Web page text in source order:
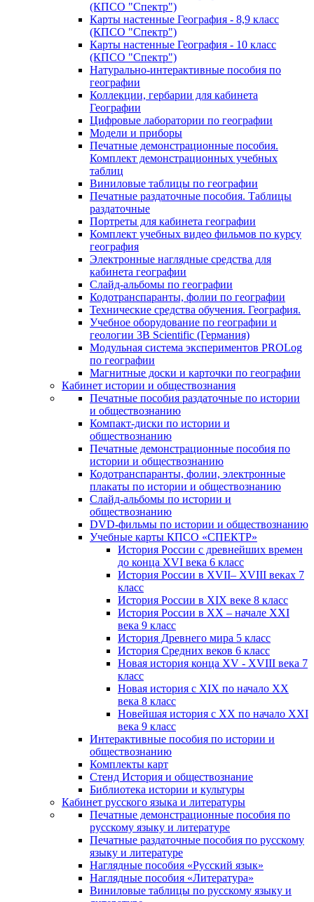
(КПСО "Спектр")
Карты настенные География - 8,9 класс
(КПСО "Спектр")
Карты настенные География - 10 класс
(КПСО "Спектр")
Натурально-интерактивные пособия по
географии
Коллекции, гербарии для кабинета
Географии
Цифровые лаборатории по географии
Модели и приборы
Печатные демонстрационные пособия.
Комплект демонстрационных учебных
таблиц
Виниловые таблицы по географии
Печатные раздаточные пособия. Таблицы
раздаточные
Портреты для кабинета географии
Комплект учебных видео фильмов по курсу
география
Электронные наглядные средства для
кабинета географии
Слайд-альбомы по географии
Кодотранспаранты, фолии по географии
Технические средства обучения. География.
Учебное оборудование по географии и
геологии 3B Scientific (Германия)
Модульная система экспериментов PROLog
по географии
Магнитные доски и карточки по географии
Кабинет истории и обществознания
Печатные пособия раздаточные по истории
и обществознанию
Компакт-диски по истории и
обществознанию
Печатные демонстрационные пособия по
истории и обществознанию
Кодотранспаранты, фолии, электронные
плакаты по истории и обществознанию
Слайд-альбомы по истории и
обществознанию
DVD-фильмы по истории и обществознанию
Учебные карты КПСО «СПЕКТР»
История России с древнейших времен
до конца XVI века 6 класс
История России в XVII– XVIII веках 7
класс
История России в XIX веке 8 класс
История России в XX – начале XXI
века 9 класс
История Древнего мира 5 класс
История Средних веков 6 класс
Новая история конца XV - XVIII века 7
класс
Новая история с XIX по начало XX
века 8 класс
Новейшая история с XX по начало XXI
века 9 класс
Интерактивные пособия по истории и
обществознанию
Комплекты карт
Стенд История и обществознание
Библиотека истории и культуры
Кабинет русского языка и литературы
Печатные демонстрационные пособия по
русскому языку и литературе
Печатные раздаточные пособия по русскому
языку и литературе
Наглядные пособия «Русский язык»
Наглядные пособия «Литература»
Виниловые таблицы по русскому языку и